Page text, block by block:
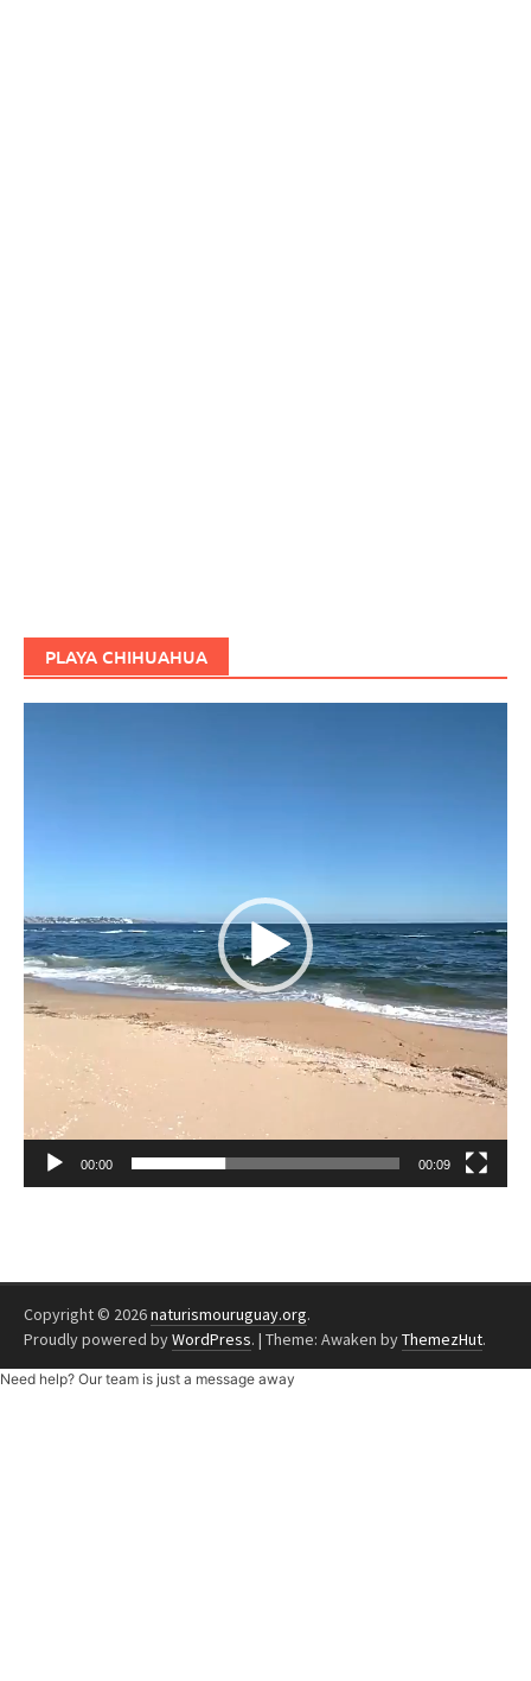
PLAYA CHIHUAHUA
00:00 00:09
Copyright © 2026naturismouruguay.org.
Proudly powered byWordPress. | Theme: Awaken byThemezHut.
Need help? Our team is just a message away